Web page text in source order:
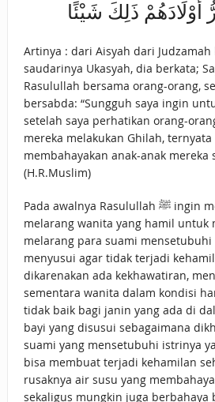
أَوْلَادَهُمْ ذَلِكَ شَيْئًا
Artinya : dari Aisyah dari
saudarinya Ukasyah, dia berkata;
Rasulullah bersama orang-orang,
bersabda: “Sungguh saya ingin
setelah saya perhatikan orang-
mereka melakukan Ghilah,
membahayakan anak-anak mereka
(H.R.Muslim)
Pada awalnya Rasulullah ﷺ ingin melarang Ghilah, yakni
melarang wanita yang hamil untuk
melarang para suami
menyusui agar tidak terjadi
dikarenakan ada kekhawatiran,
sementara wanita dalam kondisi
tidak baik bagi janin yang ada di
bayi yang disusui sebagaimana
suami yang mensetubuhi istrinya
bisa membuat terjadi kehamilan
rusaknya air susu yang
sekaligus mungkin juga berbahaya